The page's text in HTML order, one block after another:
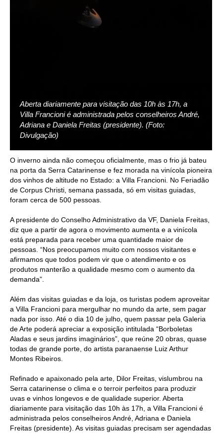
Aberta diariamente para visitação das 10h às 17h, a
Villa Francioni é administrada pelos conselheiros André,
Adriana e Daniela Freitas (presidente). (Foto:
Divulgação)
O inverno ainda não começou oficialmente, mas o frio já bateu
na porta da Serra Catarinense e fez morada na vinícola pioneira
dos vinhos de altitude no Estado: a Villa Francioni. No Feriadão
de Corpus Christi, semana passada, só em visitas guiadas,
foram cerca de 500 pessoas.
A presidente do Conselho Administrativo da VF, Daniela Freitas,
diz que a partir de agora o movimento aumenta e a vinícola
está preparada para receber uma quantidade maior de
pessoas. “Nos preocupamos muito com nossos visitantes e
afirmamos que todos podem vir que o atendimento e os
produtos manterão a qualidade mesmo com o aumento da
demanda”.
Além das visitas guiadas e da loja, os turistas podem aproveitar
a Villa Francioni para mergulhar no mundo da arte, sem pagar
nada por isso. Até o dia 10 de julho, quem passar pela Galeria
de Arte poderá apreciar a exposição intitulada “Borboletas
Aladas e seus jardins imaginários”, que reúne 20 obras, quase
todas de grande porte, do artista paranaense Luiz Arthur
Montes Ribeiros.
Refinado e apaixonado pela arte, Dilor Freitas, vislumbrou na
Serra catarinense o clima e o terroir perfeitos para produzir
uvas e vinhos longevos e de qualidade superior. Aberta
diariamente para visitação das 10h às 17h, a Villa Francioni é
administrada pelos conselheiros André, Adriana e Daniela
Freitas (presidente). As visitas guiadas precisam ser agendadas